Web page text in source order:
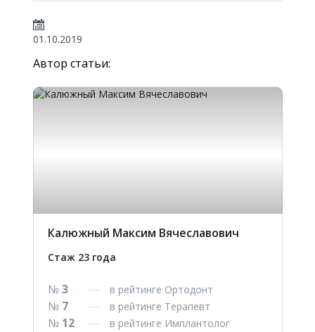
01.10.2019
Автор статьи:
Калюжный Максим Вячеславович
Стаж 23 года
№3 в рейтинге Ортодонт
№ 7 в рейтинге Терапевт
№ 12 в рейтинге Имплантолог